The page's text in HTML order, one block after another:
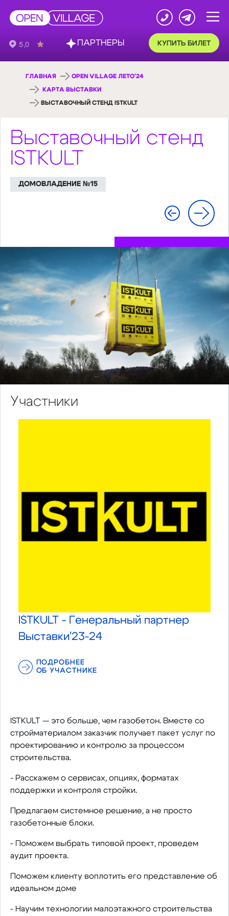
КУПИТЬ БИЛЕТ
ГЛАВНАЯ OPEN VILLAGE ЛЕТО'24
КАРТА ВЫСТАВКИ
ВЫСТАВОЧНЫЙ СТЕНД ISTKULT
Выставочный стенд
ISTKULT
ДОМОВЛАДЕНИЕ №15
Участники
ISTKULT - Генеральный партнер
Выставки'23-24
ПОДРОБНЕЕ
ОБ УЧАСТНИКЕ
ISTKULT — это больше, чем газобетон. Вместе со
стройматериалом заказчик получает пакет услуг по
проектированию и контролю за процессом
строительства.
- Расскажем о сервисах, опциях, форматах
поддержки и контроля стройки.
Предлагаем системное решение, а не просто
газобетонные блоки.
- Поможем выбрать типовой проект, проведем
аудит проекта.
Поможем клиенту воплотить его представление об
идеальном доме
- Научим технологии малоэтажного строительства